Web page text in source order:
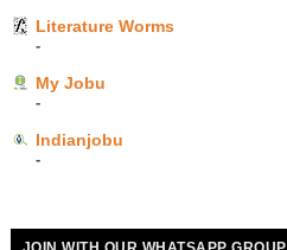
Literature Worms
-
My Jobu
-
Indianjobu
-